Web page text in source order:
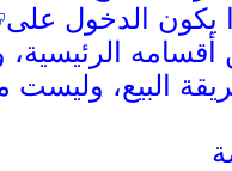
يكون الدخول على
الرئيسية،